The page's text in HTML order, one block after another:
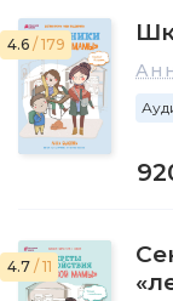
4.6 / 179
4.7 / 11